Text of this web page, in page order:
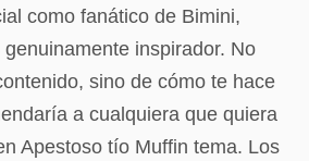
como fanático de Bimini,
inspirador. No
sino de cómo te hace
a cualquiera que quiera
Apestoso tío Muffin tema. Los